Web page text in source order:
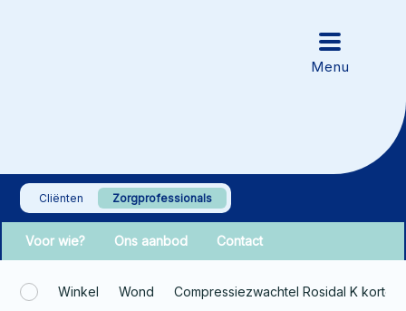
Cliënten Zorgprofessionals
Voor wie? Ons aanbod Contact
Winkel Wond Compressiezwachtel Rosidal K korte